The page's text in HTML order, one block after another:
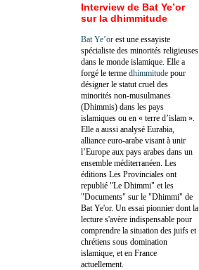
Interview de Bat Ye’or
sur la dhimmitude
Bat Ye’or est une essayiste
spécialiste des minorités religieuses
dans le monde islamique. Elle a
forgé le terme dhimmitude pour
désigner le statut cruel des
minorités non-musulmanes
(Dhimmis) dans les pays
islamiques ou en « terre d’islam ».
Elle a aussi analysé Eurabia,
alliance euro-arabe visant à unir
l’Europe aux pays arabes dans un
ensemble méditerranéen. Les
éditions Les Provinciales ont
republié "Le Dhimmi" et les
"Documents" sur le "Dhimmi" de
Bat Ye'or. Un essai pionnier dont la
lecture s'avère indispensable pour
comprendre la situation des juifs et
chrétiens sous domination
islamique, et en France
actuellement.